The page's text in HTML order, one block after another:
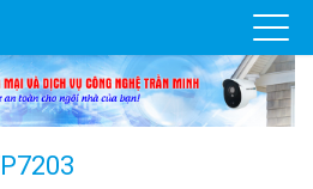
ngoài trời EZVIZ H8 Pro 3K
1.469.000 đ
MUA NGAY